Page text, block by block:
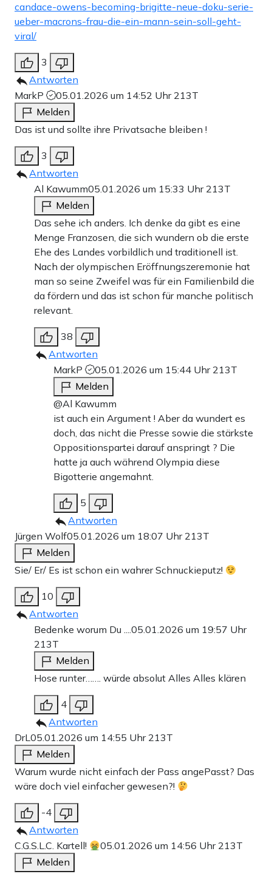
candace-owens-becoming-brigitte-neue-doku-serie-
ueber-macrons-frau-die-ein-mann-sein-soll-geht-
viral/
3
Antworten
MarkP
05.01.2026 um 14:52 Uhr 213T
Melden
Das ist und sollte ihre Privatsache bleiben !
3
Antworten
Al Kawumm05.01.2026 um 15:33 Uhr 213T
Melden
Das sehe ich anders. Ich denke da gibt es eine
Menge Franzosen, die sich wundern ob die erste
Ehe des Landes vorbildlich und traditionell ist.
Nach der olympischen Eröffnungszeremonie hat
man so seine Zweifel was für ein Familienbild die
da fördern und das ist schon für manche politisch
relevant.
38
Antworten
MarkP
05.01.2026 um 15:44 Uhr 213T
Melden
@Al Kawumm
ist auch ein Argument ! Aber da wundert es
doch, das nicht die Presse sowie die stärkste
Oppositionspartei darauf anspringt ? Die
hatte ja auch während Olympia diese
Bigotterie angemahnt.
5
Antworten
Jürgen Wolf05.01.2026 um 18:07 Uhr 213T
Melden
Sie/ Er/ Es ist schon ein wahrer Schnuckieputz!
10
Antworten
Bedenke worum Du ....05.01.2026 um 19:57 Uhr
213T
Melden
Hose runter……. würde absolut Alles Alles klären
4
Antworten
DrL05.01.2026 um 14:55 Uhr 213T
Melden
Warum wurde nicht einfach der Pass angePasst? Das
wäre doch viel einfacher gewesen?!
-4
Antworten
C.G.S.L.C. Kartell!
05.01.2026 um 14:56 Uhr 213T
Melden